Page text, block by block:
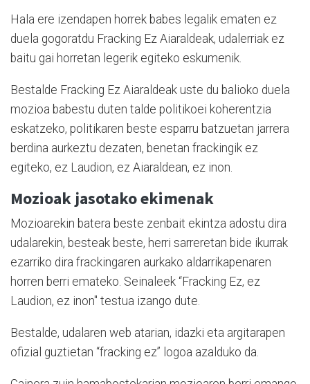
Hala ere izendapen horrek babes legalik ematen ez
duela gogoratdu Fracking Ez Aiaraldeak, udalerriak ez
baitu gai horretan legerik egiteko eskumenik.
Bestalde Fracking Ez Aiaraldeak uste du balioko duela
mozioa babestu duten talde politikoei koherentzia
eskatzeko, politikaren beste esparru batzuetan jarrera
berdina aurkeztu dezaten, benetan frackingik ez
egiteko, ez Laudion, ez Aiaraldean, ez inon.
Mozioak jasotako ekimenak
Mozioarekin batera beste zenbait ekintza adostu dira
udalarekin, besteak beste, herri sarreretan bide ikurrak
ezarriko dira frackingaren aurkako aldarrikapenaren
horren berri emateko. Seinaleek “Fracking Ez, ez
Laudion, ez inon" testua izango dute.
Bestalde, udalaren web atarian, idazki eta argitarapen
ofizial guztietan “fracking ez” logoa azalduko da.